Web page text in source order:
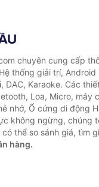
chuyên cung cấp
thống giải trí, Android
DAC, Karaoke. Các
Loa, Micro, máy
nhớ, Ổ cứng di động
không ngừng, chúng
thể so sánh giá, tìm
hàng.